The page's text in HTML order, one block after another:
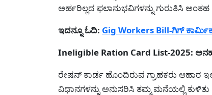
ಅರ್ಹರಿಲ್ಲದ ಫಲಾನುಭವಿಗಳನ್ನು ಗುರುತಿಸಿ ಅಂತಹ
ಇದನ್ನೂ ಓದಿ: Gig Workers Bill-ಗಿಗ್
Ineligible Ration Card List-2025:
ರೇಷನ್ ಕಾರ್ಡ ಹೊಂದಿರುವ ಗ್ರಾಹಕರು ಆಹಾರ
ವಿಧಾನಗಳನ್ನು ಅನುಸರಿಸಿ ತಮ್ಮ ಮನೆಯಲ್ಲಿ